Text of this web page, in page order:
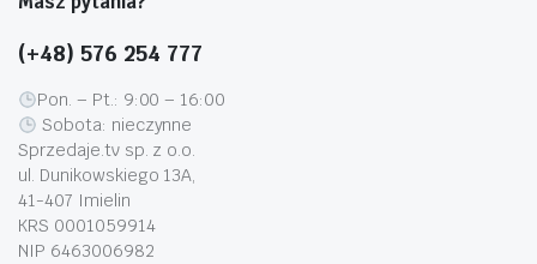
(+48) 576 254 777
Pon. – Pt.: 9:00 – 16:00
Sobota: nieczynne
Sprzedaje.tv sp. z o.o.
ul. Dunikowskiego 13A,
41-407 Imielin
KRS 0001059914
NIP 6463006982